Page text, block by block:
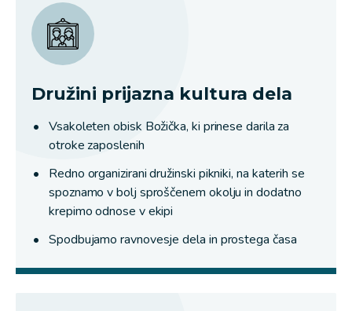
Družini prijazna kultura dela
Vsakoleten obisk Božička, ki prinese darila za
otroke zaposlenih
Redno organizirani družinski pikniki, na katerih se
spoznamo v bolj sproščenem okolju in dodatno
krepimo odnose v ekipi
Spodbujamo ravnovesje dela in prostega časa